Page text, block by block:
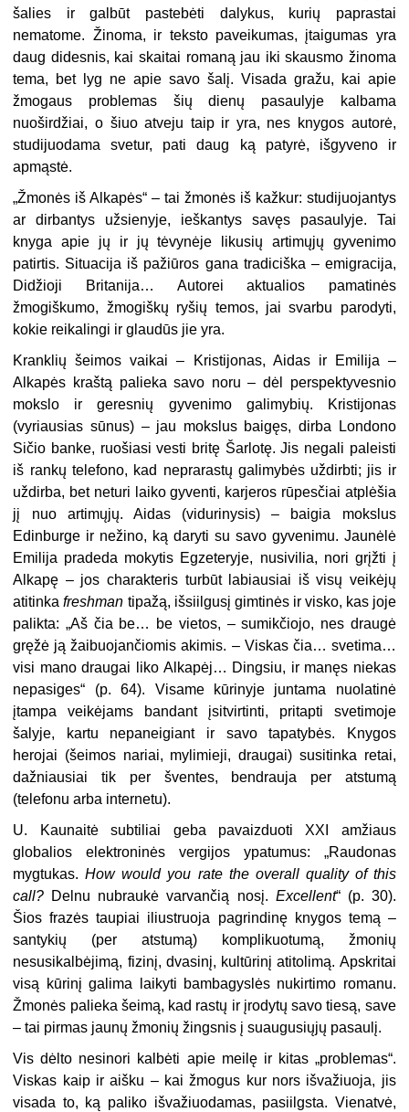
šalies ir galbūt pastebėti dalykus, kurių paprastai
nematome. Žinoma, ir teksto paveikumas, įtaigumas yra
daug didesnis, kai skaitai romaną jau iki skausmo žinoma
tema, bet lyg ne apie savo šalį. Visada gražu, kai apie
žmogaus problemas šių dienų pasaulyje kalbama
nuoširdžiai, o šiuo atveju taip ir yra, nes knygos autorė,
studijuodama svetur, pati daug ką patyrė, išgyveno ir
apmąstė.
„Žmonės iš Alkapės“ – tai žmonės iš kažkur: studijuojantys
ar dirbantys užsienyje, ieškantys savęs pasaulyje. Tai
knyga apie jų ir jų tėvynėje likusių artimųjų gyvenimo
patirtis. Situacija iš pažiūros gana tradiciška – emigracija,
Didžioji Britanija… Autorei aktualios pamatinės
žmogiškumo, žmogiškų ryšių temos, jai svarbu parodyti,
kokie reikalingi ir glaudūs jie yra.
Kranklių šeimos vaikai – Kristijonas, Aidas ir Emilija –
Alkapės kraštą palieka savo noru – dėl perspektyvesnio
mokslo ir geresnių gyvenimo galimybių. Kristijonas
(vyriausias sūnus) – jau mokslus baigęs, dirba Londono
Sičio banke, ruošiasi vesti britę Šarlotę. Jis negali paleisti
iš rankų telefono, kad neprarastų galimybės uždirbti; jis ir
uždirba, bet neturi laiko gyventi, karjeros rūpesčiai atplėšia
jį nuo artimųjų. Aidas (vidurinysis) – baigia mokslus
Edinburge ir nežino, ką daryti su savo gyvenimu. Jaunėlė
Emilija pradeda mokytis Egzeteryje, nusivilia, nori grįžti į
Alkapę – jos charakteris turbūt labiausiai iš visų veikėjų
atitinkafreshman tipažą, išsiilgusį gimtinės ir visko, kas joje
palikta: „Aš čia be… be vietos, – sumikčiojo, nes draugė
gręžė ją žaibuojančiomis akimis. – Viskas čia… svetima…
visi mano draugai liko Alkapėj… Dingsiu, ir manęs niekas
nepasiges“ (p. 64). Visame kūrinyje juntama nuolatinė
įtampa veikėjams bandant įsitvirtinti, pritapti svetimoje
šalyje, kartu nepaneigiant ir savo tapatybės. Knygos
herojai (šeimos nariai, mylimieji, draugai) susitinka retai,
dažniausiai tik per šventes, bendrauja per atstumą
(telefonu arba internetu).
U. Kaunaitė subtiliai geba pavaizduoti XXI amžiaus
globalios elektroninės vergijos ypatumus: „Raudonas
mygtukas.How would you rate the overall quality of this
call? Delnu nubraukė varvančią nosį. Excellent“ (p. 30).
Šios frazės taupiai iliustruoja pagrindinę knygos temą –
santykių (per atstumą) komplikuotumą, žmonių
nesusikalbėjimą, fizinį, dvasinį, kultūrinį atitolimą. Apskritai
visą kūrinį galima laikyti bambagyslės nukirtimo romanu.
Žmonės palieka šeimą, kad rastų ir įrodytų savo tiesą, save
– tai pirmas jaunų žmonių žingsnis į suaugusiųjų pasaulį.
Vis dėlto nesinori kalbėti apie meilę ir kitas „problemas“.
Viskas kaip ir aišku – kai žmogus kur nors išvažiuoja, jis
visada to, ką paliko išvažiuodamas, pasiilgsta. Vienatvė,